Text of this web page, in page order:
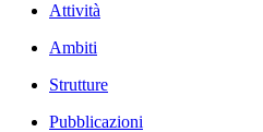
Attività
Ambiti
Strutture
Pubblicazioni